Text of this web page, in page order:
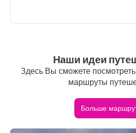
Наши идеи
Здесь Вы сможете
маршруты
Больше